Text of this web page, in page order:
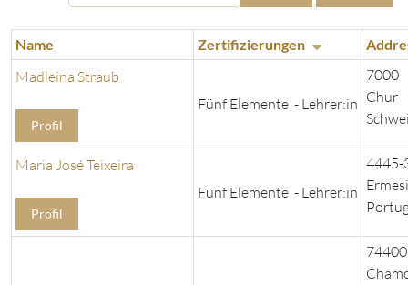
Name Zertifizierungen
Madleina Straub
Profil
Fünf Elemente - Lehrer:in
7000
Chur
Maria José Teixeira
Profil
Fünf Elemente - Lehrer:in
4445-
74400